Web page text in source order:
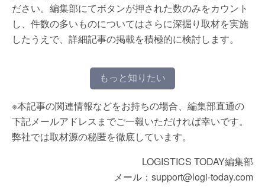
ださい。編集部にてボタンが押された数のみをカウント
し、件数の多いものについてはさらに深掘り取材を実施
したうえで、詳細記事の掲載を積極的に検討します。
もっと知りたい
※本記事の関連情報などをお持ちの場合、編集部直通の
下記メールアドレスまでご一報いただければ幸いです。
弊社では取材源の秘匿を徹底しています。
LOGISTICS TODAY編集部
メール：support@logi-today.com